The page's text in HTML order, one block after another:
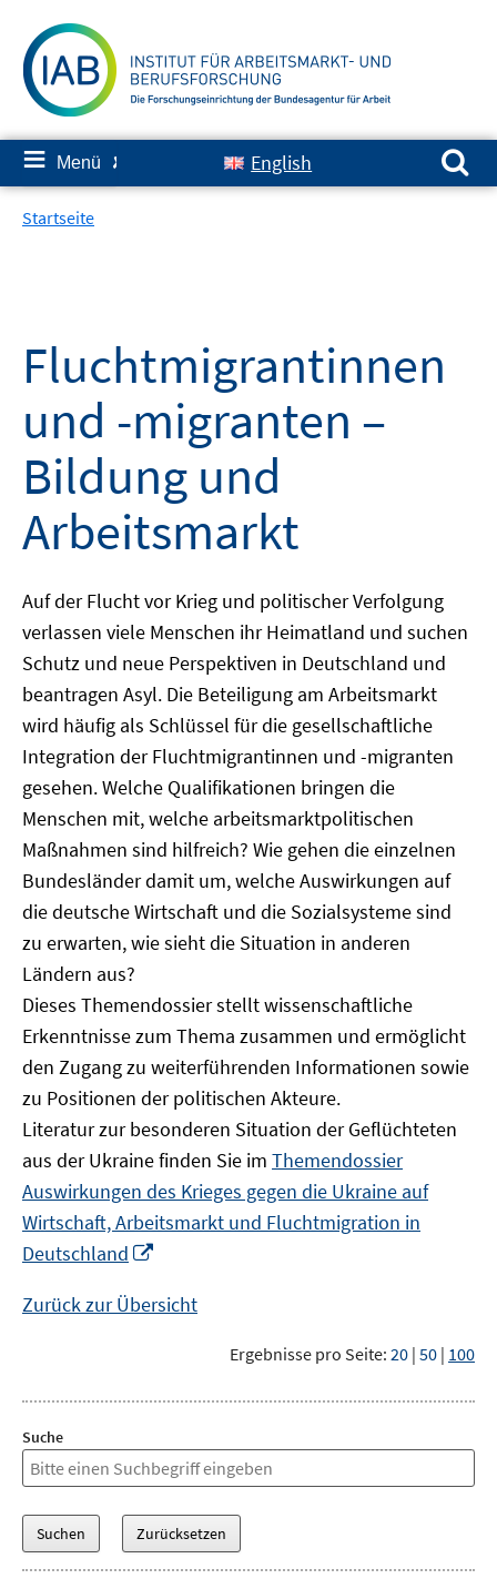
zum
Inhalt
≡ Menü ✘ English
Suchen nach:
Startseite
Fluchtmigrantinnen
und -migranten –
Bildung und
Arbeitsmarkt
Auf der Flucht vor Krieg und politischer Verfolgung
verlassen viele Menschen ihr Heimatland und suchen
Schutz und neue Perspektiven in Deutschland und
beantragen Asyl. Die Beteiligung am Arbeitsmarkt
wird häufig als Schlüssel für die gesellschaftliche
Integration der Fluchtmigrantinnen und -migranten
gesehen. Welche Qualifikationen bringen die
Menschen mit, welche arbeitsmarktpolitischen
Maßnahmen sind hilfreich? Wie gehen die einzelnen
Bundesländer damit um, welche Auswirkungen auf
die deutsche Wirtschaft und die Sozialsysteme sind
zu erwarten, wie sieht die Situation in anderen
Ländern aus?
Dieses Themendossier stellt wissenschaftliche
Erkenntnisse zum Thema zusammen und ermöglicht
den Zugang zu weiterführenden Informationen sowie
zu Positionen der politischen Akteure.
Literatur zur besonderen Situation der Geflüchteten
aus der Ukraine finden Sie im Themendossier
Auswirkungen des Krieges gegen die Ukraine auf
Wirtschaft, Arbeitsmarkt und Fluchtmigration in
Deutschland
Fenster
Zurück zur Übersicht
Ergebnisse pro Seite: 20 | 50 | 100
Suche